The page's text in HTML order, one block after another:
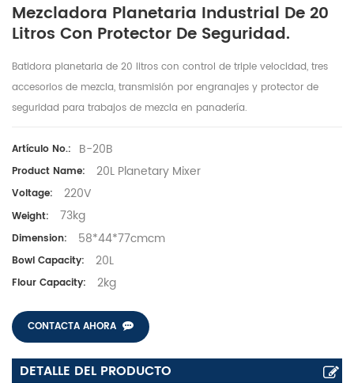
Mezcladora Planetaria Industrial De 20
Litros Con Protector De Seguridad.
Batidora planetaria de 20 litros con control de triple velocidad, tres
accesorios de mezcla, transmisión por engranajes y protector de
seguridad para trabajos de mezcla en panadería.
Artículo No.: B-20B
Product Name: 20L Planetary Mixer
Voltage: 220V
Weight: 73kg
Dimension: 58*44*77cmcm
Bowl Capacity: 20L
Flour Capacity: 2kg
CONTACTA AHORA
DETALLE DEL PRODUCTO